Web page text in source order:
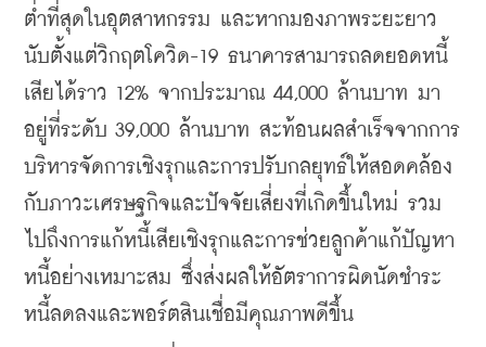
ต่ำที่สุดในอุตสาหกรรม และหากมองภาพระยะยาว
นับตั้งแต่วิกฤตโควิด-19 ธนาคารสามารถลดยอดหนี้
เสียได้ราว 12% จากประมาณ 44,000 ล้านบาท มา
อยู่ที่ระดับ 39,000 ล้านบาท สะท้อนผลสำเร็จจากการ
บริหารจัดการเชิงรุกและการปรับกลยุทธ์ให้สอดคล้อง
กับภาวะเศรษฐกิจและปัจจัยเสี่ยงที่เกิดขึ้นใหม่ รวม
ไปถึงการแก้หนี้เสียเชิงรุกและการช่วยลูกค้าแก้ปัญหา
หนี้อย่างเหมาะสม ซึ่งส่งผลให้อัตราการผิดนัดชำระ
หนี้ลดลงและพอร์ตสินเชื่อมีคุณภาพดีขึ้น